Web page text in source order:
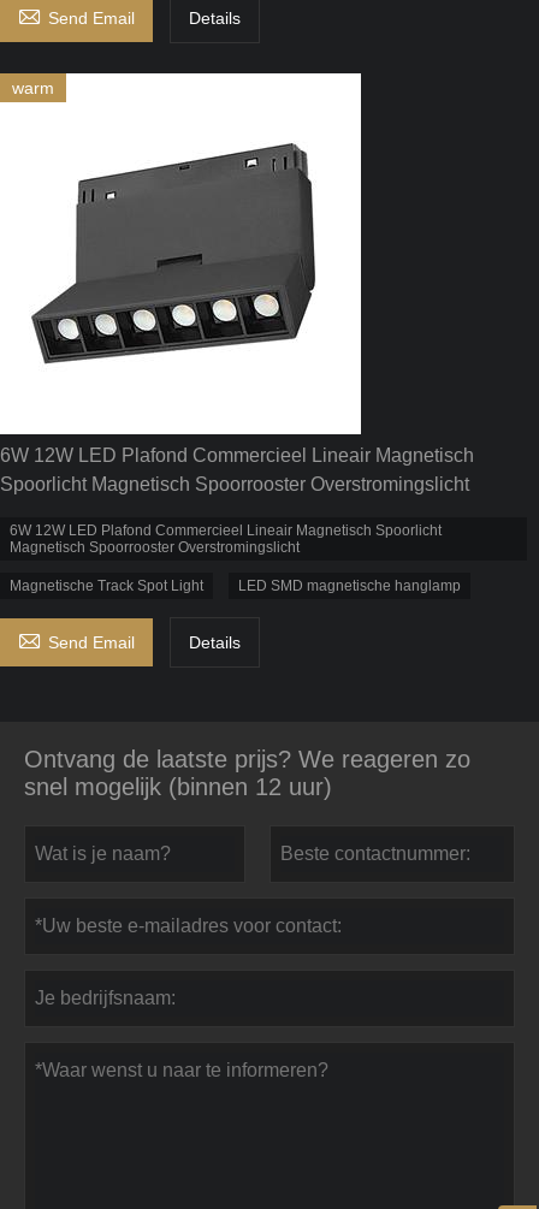
 Send Email Details
warm
6W 12W LED Plafond Commercieel Lineair Magnetisch
Spoorlicht Magnetisch Spoorrooster Overstromingslicht
6W 12W LED Plafond Commercieel Lineair Magnetisch Spoorlicht
Magnetisch Spoorrooster Overstromingslicht
Magnetische Track Spot Light LED SMD magnetische hanglamp
 Send Email Details
Ontvang de laatste prijs? We reageren zo
snel mogelijk (binnen 12 uur)